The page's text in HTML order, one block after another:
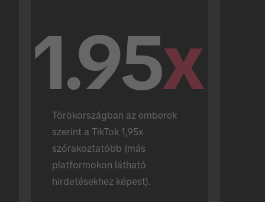
1.95x
Törökországban az emberek
szerint a TikTok 1,95x
szórakoztatóbb (más
platformokon látható
hirdetésekhez képest).